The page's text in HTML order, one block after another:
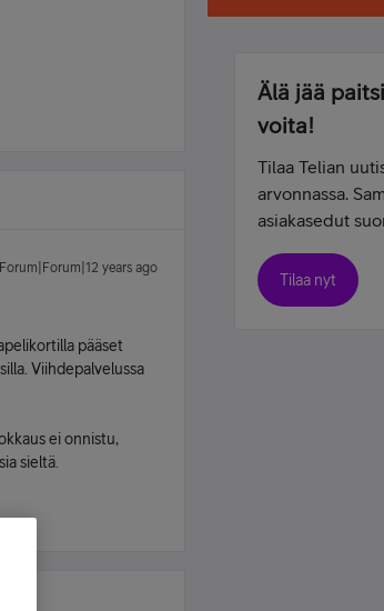
Forum|Forum|12 years ago
pääset
Viihdepalvelussa
ei onnistu,
sieltä.
Älä jää
voita!
Tilaa Telian
arvonnassa.
asiakasedut
Tilaa nyt